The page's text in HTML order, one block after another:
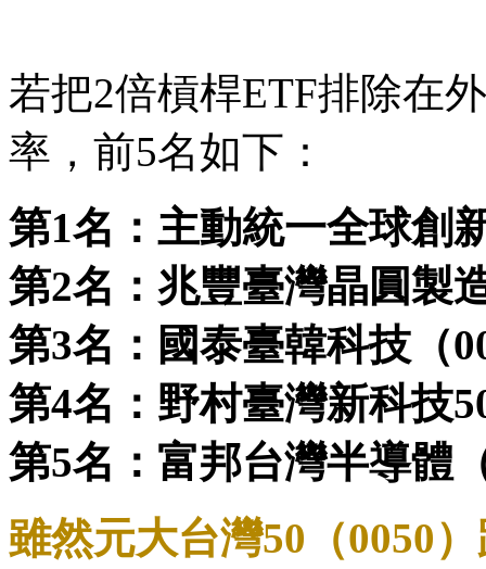
若把2倍槓桿ETF排除在
率，前5名如下：
第1名：主動統一全球創
第2名：兆豐臺灣晶圓製
第3名：國泰臺韓科技（
第4名：野村臺灣新科技
第5名：富邦台灣半導體
雖然元大台灣50（0050